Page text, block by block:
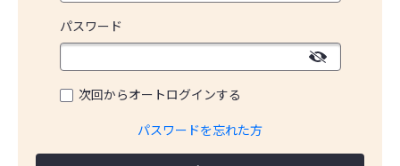
パスワード
次回からオートログインする
パスワードを忘れた方